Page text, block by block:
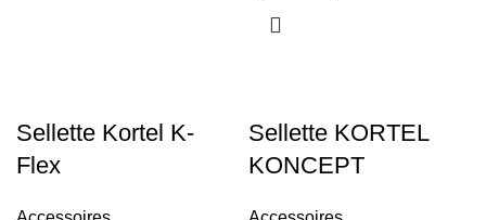
Sellette Kortel K-
Flex
Sellette KORTEL
KONCEPT